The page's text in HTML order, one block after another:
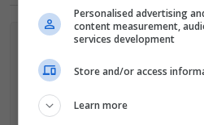
Τα ατομικά μαθήματα του
με κατ’ ιδίαν συνενόηση. τα
Τετάρτη απόγευμα και Σάββατο
Personalised advertising
content measurement,
services development
Store and/or access
Learn more